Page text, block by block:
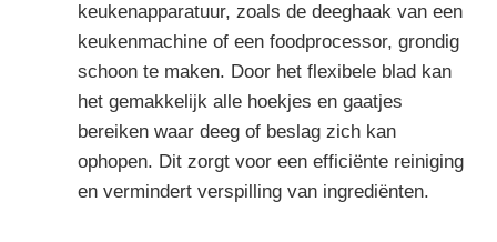
keukenapparatuur, zoals de deeghaak van een
keukenmachine of een foodprocessor, grondig
schoon te maken. Door het flexibele blad kan
het gemakkelijk alle hoekjes en gaatjes
bereiken waar deeg of beslag zich kan
ophopen. Dit zorgt voor een efficiënte reiniging
en vermindert verspilling van ingrediënten.